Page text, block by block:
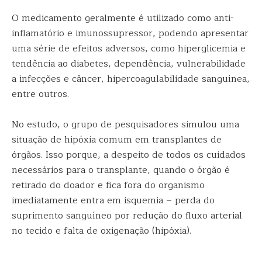
O medicamento geralmente é utilizado como anti-
inflamatório e imunossupressor, podendo apresentar
uma série de efeitos adversos, como hiperglicemia e
tendência ao diabetes, dependência, vulnerabilidade
a infecções e câncer, hipercoagulabilidade sanguínea,
entre outros.
No estudo, o grupo de pesquisadores simulou uma
situação de hipóxia comum em transplantes de
órgãos. Isso porque, a despeito de todos os cuidados
necessários para o transplante, quando o órgão é
retirado do doador e fica fora do organismo
imediatamente entra em isquemia – perda do
suprimento sanguíneo por redução do fluxo arterial
no tecido e falta de oxigenação (hipóxia).